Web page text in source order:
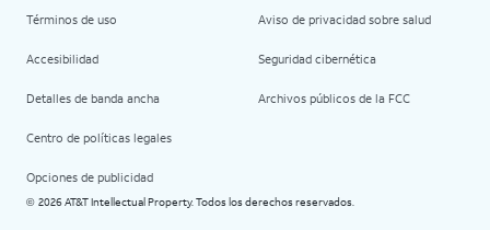
Términos de uso
Accesibilidad
Detalles de banda ancha
Centro de políticas legales
Opciones de publicidad
Aviso de privacidad sobre salud
Seguridad cibernética
Archivos públicos de la FCC
© 2026 AT&T Intellectual Property. Todos los derechos reservados.